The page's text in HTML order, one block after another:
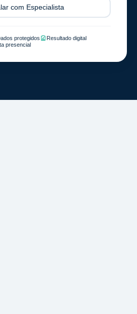
com Especialista
protegidos
Resultado digital
presencial